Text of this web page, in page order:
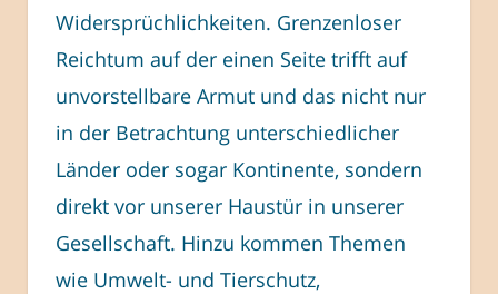
Widersprüchlichkeiten. Grenzenloser
Reichtum auf der einen Seite trifft auf
unvorstellbare Armut und das nicht nur
in der Betrachtung unterschiedlicher
Länder oder sogar Kontinente, sondern
direkt vor unserer Haustür in unserer
Gesellschaft. Hinzu kommen Themen
wie Umwelt- und Tierschutz,